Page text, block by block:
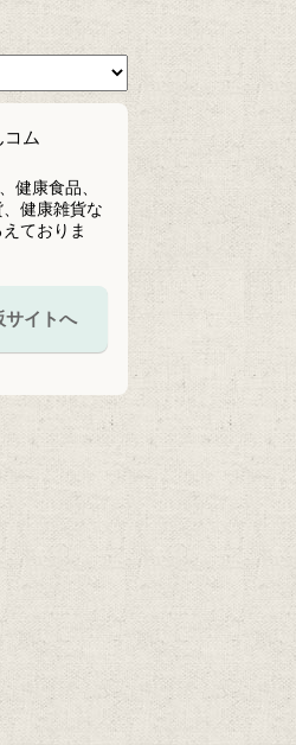
健康食品、
健康雑貨な
ておりま
サイトへ